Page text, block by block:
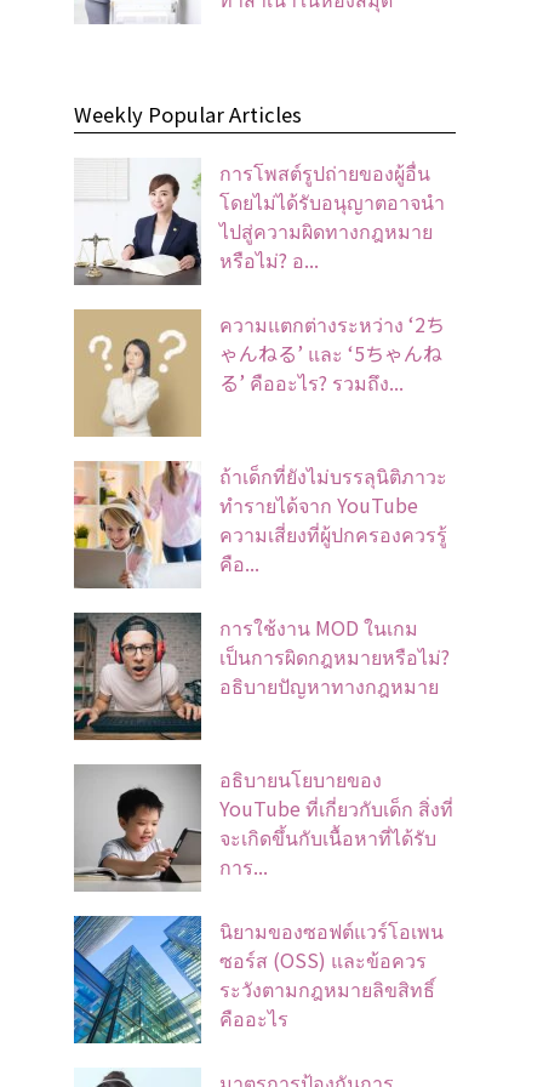
Weekly Popular Articles
การโพสต์รูปถ่ายของผู้อื่น
โดยไม่ได้รับอนุญาตอาจนํา
ไปสู่ความผิดทางกฎหมาย
หรือไม่? อ...
ความแตกต่างระหว่าง ‘2ち
ゃんねる’ และ ‘5ちゃんね
る’ คืออะไร? รวมถึง...
ถ้าเด็กที่ยังไม่บรรลุนิติภาวะ
ทำรายได้จาก YouTube
ความเสี่ยงที่ผู้ปกครองควรรู้
คือ...
การใช้งาน MOD ในเกม
เป็นการผิดกฎหมายหรือไม่?
อธิบายปัญหาทางกฎหมาย
อธิบายนโยบายของ
YouTube ที่เกี่ยวกับเด็ก สิ่งที่
จะเกิดขึ้นกับเนื้อหาที่ได้รับ
การ...
นิยามของซอฟต์แวร์โอเพน
ซอร์ส (OSS) และข้อควร
ระวังตามกฎหมายลิขสิทธิ์
คืออะไร